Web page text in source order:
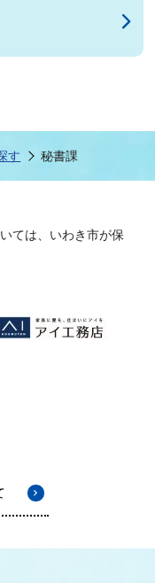
す 秘書課
ては、いわき市が保